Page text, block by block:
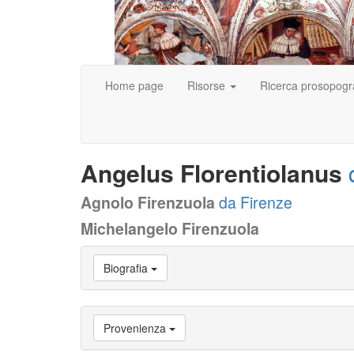
Home page Risorse Ricerca
Angelus Florentiolanus
Agnolo Firenzuola da Firenze
Michelangelo Firenzuola
Vai
Biografia
Provenienza
Vai
Biografia
Provenienza